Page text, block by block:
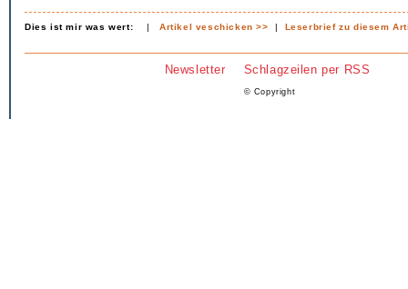
Dies ist mir was wert: |Artikel veschicken >> | Leserbrief zu diesem
Newsletter Schlagzeilen per RSS
© Copyright